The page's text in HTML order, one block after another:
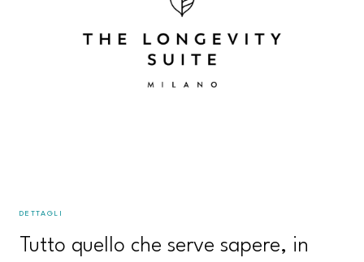
DETTAGLI
Tutto quello che serve sapere, in